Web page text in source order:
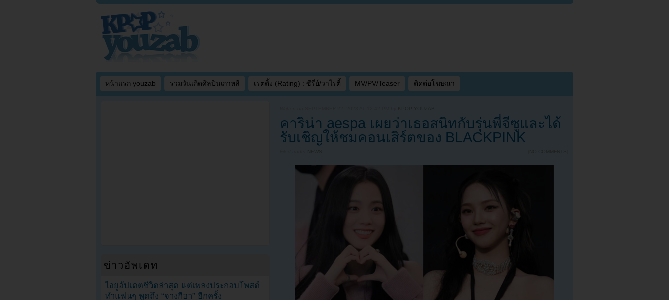
หน้าแรก youzab รวมวันเกิดศิลปินเกาหลี เรตติ้ง (Rating) : ซีรี่ย์/วาไรตี้ MV/PV/Teaser ติดต่อโฆษณา
KPOP YOUZAB
คาริน่า aespa เผยว่าเธอสนิทกับรุ่นพี่จีซูและได้
รับเชิญให้ชมคอนเสิร์ตของ BLACKPINK
NEWS NO COMMENTS
ข่าวอัพเดท
ไอยูอัปเดตชีวิตล่าสุด แต่เพลงประกอบโพสต์
ทำแฟนๆ พูดถึง “จางกีฮา” อีกครั้ง